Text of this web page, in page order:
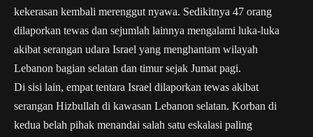
kekerasan kembali merenggut nyawa. Sedikitnya 47 orang
dilaporkan tewas dan sejumlah lainnya mengalami luka-luka
akibat serangan udara Israel yang menghantam wilayah
Lebanon bagian selatan dan timur sejak Jumat pagi.
Di sisi lain, empat tentara Israel dilaporkan tewas akibat
serangan Hizbullah di kawasan Lebanon selatan. Korban di
kedua belah pihak menandai salah satu eskalasi paling